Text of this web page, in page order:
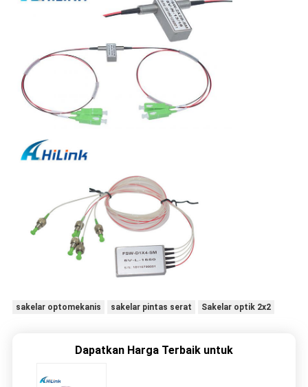
sakelar optomekanis sakelar pintas serat Sakelar optik 2x2
Dapatkan Harga Terbaik untuk